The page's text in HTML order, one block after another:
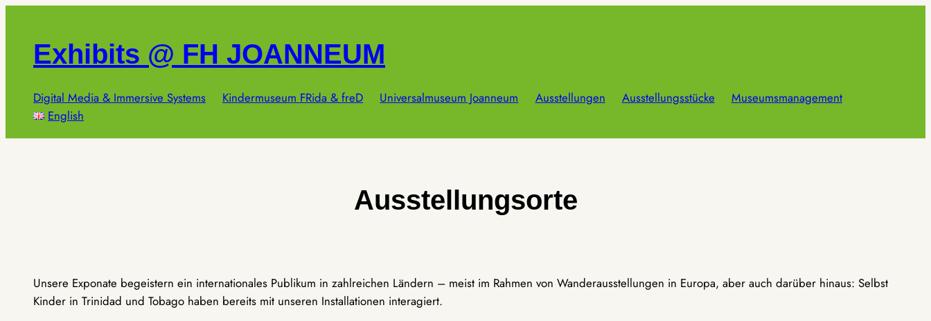
springenExhibits @ FH JOANNEUM
Digital Media & Immersive Systems Kindermuseum FRida & freD Universalmuseum Joanneum Ausstellungen Ausstellungsstücke
Museumsmanagement
English
Ausstellungsorte
Unsere Exponate begeistern ein internationales Publikum in zahlreichen Ländern – meist im Rahmen von Wanderausstellungen in Europa, aber auch darüber hinaus: Selbst
Kinder in Trinidad und Tobago haben bereits mit unseren Installationen interagiert.